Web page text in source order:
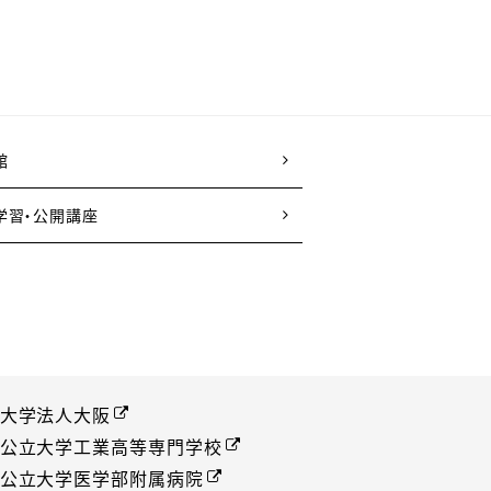
習・公開講座
学法人大阪
立大学工業高等専門学校
立大学医学部附属病院